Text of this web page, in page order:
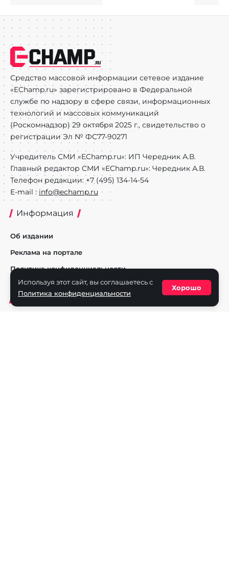
Средство массовой информации сетевое издание
«EChamp.ru» зарегистрировано в Федеральной
службе по надзору в сфере связи, информационных
технологий и массовых коммуникаций
(Роскомнадзор) 29 октября 2025 г., свидетельство о
регистрации Эл № ФС77-90271
Учредитель СМИ «EChamp.ru»: ИП Чередник А.В.
Главный редактор СМИ «EChamp.ru»: Чередник А.В.
Телефон редакции: +7 (495) 134-14-54
E-mail : info@echamp.ru
Информация
Об издании
Реклама на портале
Политика конфиденциальности
Разделы
Используя этот сайт, вы соглашаетесь с
Политика конфиденциальности
Хорошо